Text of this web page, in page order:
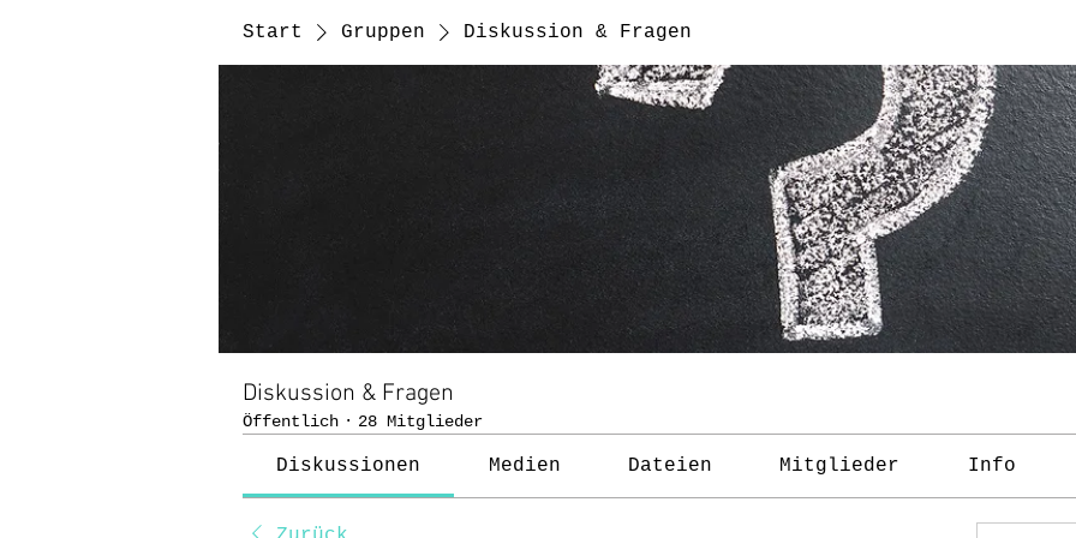
Start Gruppen Diskussion & Fragen
Diskussion & Fragen
Öffentlich · 28 Mitglieder
Diskussionen Medien Dateien Mitglieder Info